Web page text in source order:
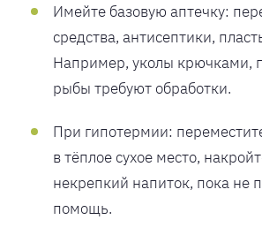
Имейте базовую аптечку:
средства, антисептики,
Например, уколы крючками,
рыбы требуют обработки.
При гипотермии:
в тёплое сухое место,
некрепкий напиток, пока не
помощь.